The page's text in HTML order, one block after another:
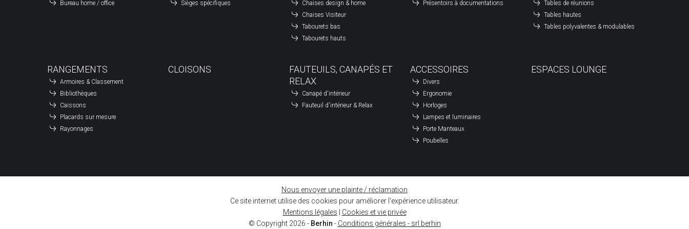
SAMEDI Fermé
Bureau home / office
Sièges spécifiques
Chaises design & home
Chaises Visiteur
Tabourets bas
Tabourets hauts
Présentoirs à documentations
Tables de réunions
Tables hautes
Tables polyvalentes & modulables
RANGEMENTS
Armoires & Classement
Bibliothèques
Caissons
Placards sur mesure
Rayonnages
CLOISONS
FAUTEUILS, CANAPÉS ET
RELAX
Canapé d'intérieur
Fauteuil d'intérieur & Relax
ACCESSOIRES
Divers
Ergonomie
Horloges
Lampes et luminaires
Porte Manteaux
Poubelles
ESPACES LOUNGE
Nous envoyer une plainte / réclamation
Ce site internet utilise des cookies pour améliorer l'expérience utilisateur.
Mentions légales | Cookies et vie privée
© Copyright 2026 - Berhin - Conditions générales - srl berhin